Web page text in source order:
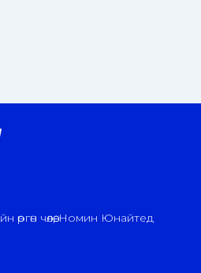
чөлөө, Номин Юнайтед